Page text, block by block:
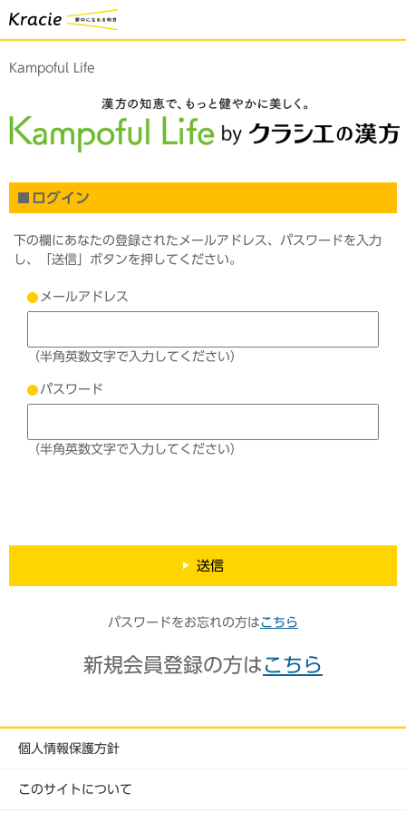
Kampoful Life
ログイン
下の欄にあなたの登録されたメールアドレス、パスワードを入力
し、「送信」ボタンを押してください。
メールアドレス
（半角英数文字で入力してください）
パスワード
（半角英数文字で入力してください）
送信
パスワードをお忘れの方は こちら
新規会員登録の方は こちら
個人情報保護方針
このサイトについて